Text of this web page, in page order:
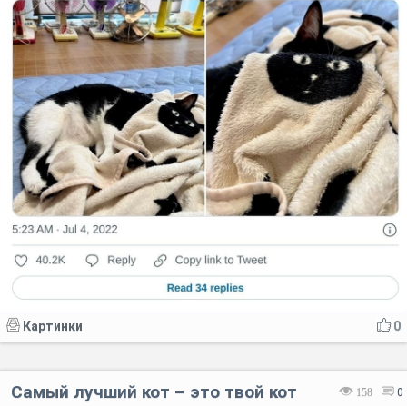
0
Картинки
158 0
Самый лучший кот – это твой кот